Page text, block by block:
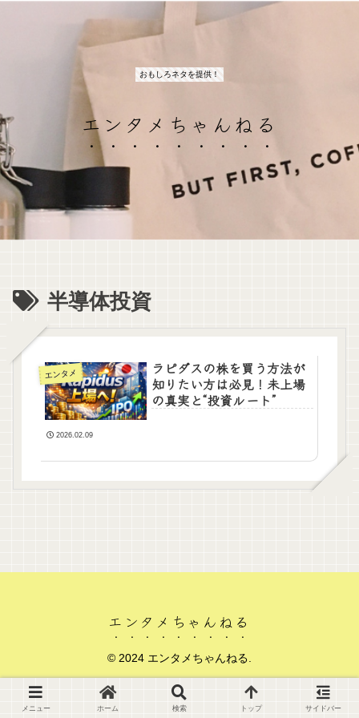
おもしろネタを提供！
エンタメちゃんねる
半導体投資
エンタメ
ラピダスの株を買う方法が
知りたい方は必見！未上場
の真実と“投資ルート”
2026.02.09
エンタメちゃんねる
© 2024 エンタメちゃんねる.
メニュー ホーム 検索 トップ サイドバー